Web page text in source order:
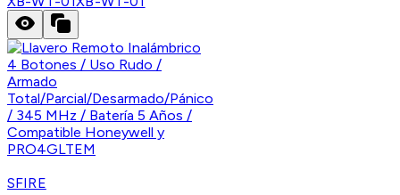
SFIRE